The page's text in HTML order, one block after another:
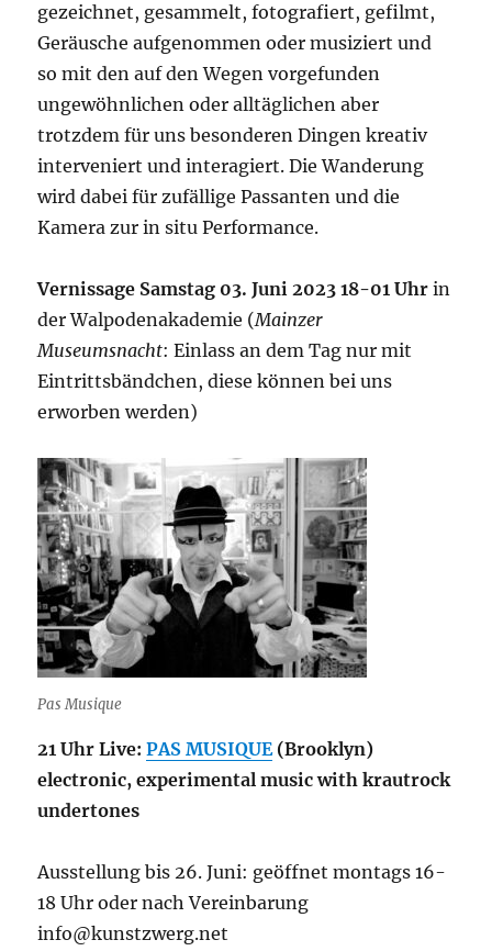
gezeichnet, gesammelt, fotografiert, gefilmt,
Geräusche aufgenommen oder musiziert und
so mit den auf den Wegen vorgefunden
ungewöhnlichen oder alltäglichen aber
trotzdem für uns besonderen Dingen kreativ
interveniert und interagiert. Die Wanderung
wird dabei für zufällige Passanten und die
Kamera zur in situ Performance.
Vernissage Samstag 03. Juni 2023 18-01 Uhrin
der Walpodenakademie (Mainzer
Museumsnacht: Einlass an dem Tag nur mit
Eintrittsbändchen, diese können bei uns
erworben werden)
Pas Musique
21 Uhr Live:PAS MUSIQUE(Brooklyn)
electronic, experimental music with krautrock
undertones
Ausstellung bis 26. Juni: geöffnet montags 16-
18 Uhr oder nach Vereinbarung
info@kunstzwerg.net